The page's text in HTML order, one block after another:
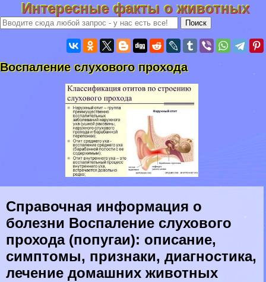
Интересные факты о животных
Воспаление слухового прохода
Справочная информация о
болезни Воспаление слухового
прохода (попугаи): описание,
симптомы, признаки, диагностика,
лечение домашних животных